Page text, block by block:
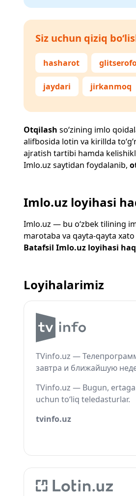
Siz uchun qiziq
hasharot
jaydari jirkanmoq
Otqilash so‘zining imlo
alifbosida lotin va kirillda
ajratish tartibi hamda
Imlo.uz saytidan foydalanib,
Imlo.uz loyihasi
Imlo.uz — bu o‘zbek tilining
marotaba va qayta-qayta
Batafsil Imlo.uz loyihasi
Loyihalarimiz
TVinfo.uz —
завтра и ближайшую
TVinfo.uz — Bugun,
uchun to‘liq teledasturlar.
tvinfo.uz